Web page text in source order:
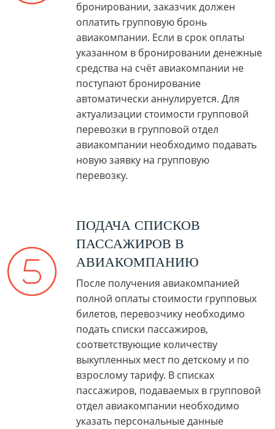
бронировании, заказчик должен
оплатить групповую бронь
авиакомпании. Если в срок оплаты
указанном в бронировании денежные
средства на счёт авиакомпании не
поступают бронирование
автоматически аннулируется. Для
актуализации стоимости групповой
перевозки в групповой отдел
авиакомпании необходимо подавать
новую заявку на групповую
перевозку.
ПОДАЧА СПИСКОВ
ПАССАЖИРОВ В
АВИАКОМПАНИЮ
После получения авиакомпанией
полной оплаты стоимости групповых
билетов, перевозчику необходимо
подать списки пассажиров,
соответствующие количеству
выкупленных мест по детскому и по
взрослому тарифу. В списках
пассажиров, подаваемых в групповой
отдел авиакомпании необходимо
указать персональные данные